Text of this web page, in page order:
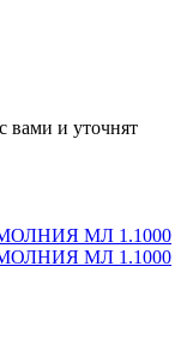
вами и уточнят